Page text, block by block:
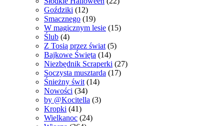
Goździki (12)
Smacznego (19)
W magicznym lesie (15)
Ślub (4)
Z Tosią przez świat (5)
Bajkowe Święta (14)
Niezbędnik Scraperki (27)
Soczysta musztarda (17)
Śnieżny świt (14)
Nowości (34)
by @Kocitella (3)
Kropki (41)
Wielkanoc (24)